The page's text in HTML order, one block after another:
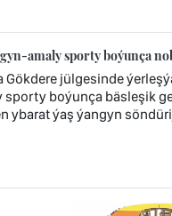
amaly sporty boýunça
Gökdere jülgesinde
boýunça bäsleşik
ybarat ýaş ýangyn